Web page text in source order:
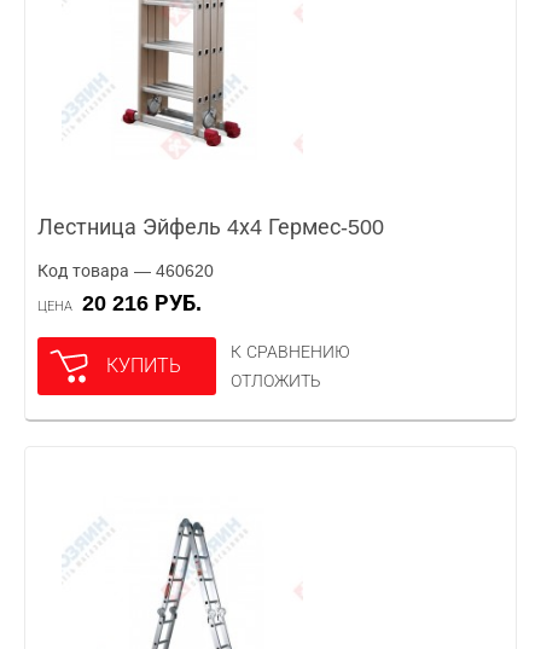
Лестница Эйфель 4х4 Гермес-500
Код товара — 460620
ЦЕНА 20 216 РУБ.
КУПИТЬ
К СРАВНЕНИЮ
ОТЛОЖИТЬ